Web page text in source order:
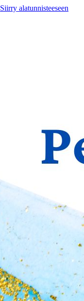
Siirry alatunnisteeseen